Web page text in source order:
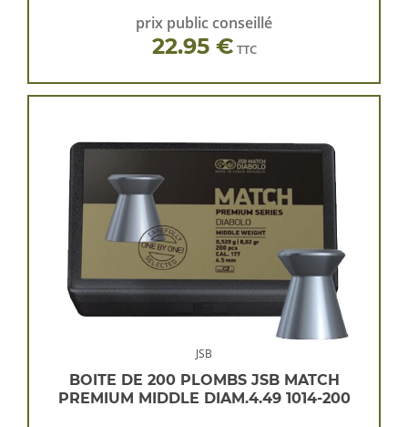
prix public conseillé
22.95 € TTC
JSB
BOITE DE 200 PLOMBS JSB MATCH
PREMIUM MIDDLE DIAM.4.49 1014-200